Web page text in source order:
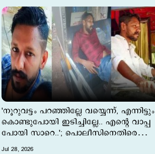
'നൂറുവട്ടം പറഞ്ഞില്ലേ വയ്യെന്ന്, എന്നിട്ടും
കൊണ്ടുപോയി ഇടിച്ചില്ലേ.. എന്‍റെ വാപ്പ
പോയി സാറെ..'; പൊലീസിനെതിരെ
സിയാദിന്‍റെ മകള്‍
Jul 28, 2026